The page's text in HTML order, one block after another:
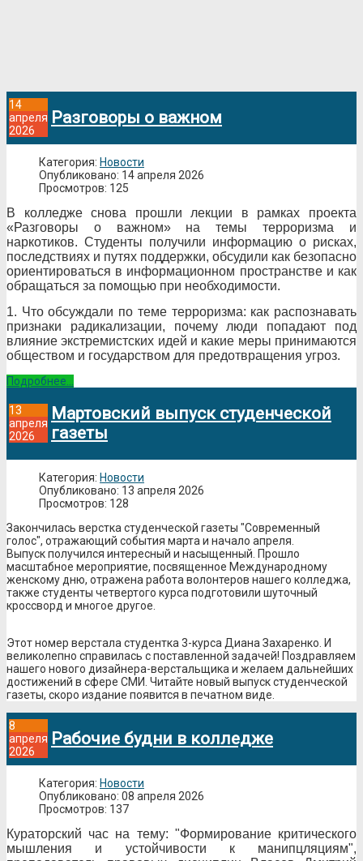
14
апреля
2026
Разговоры о важном
Категория: Новости
Опубликовано: 14 апреля 2026
Просмотров: 125
В колледже снова прошли лекции в рамках проекта
«Разговоры о важном» на темы терроризма и
наркотиков. Студенты получили информацию о рисках,
последствиях и путях поддержки, обсудили как безопасно
ориентироваться в информационном пространстве и как
обращаться за помощью при необходимости.
1. Что обсуждали по теме терроризма: как распознавать
признаки радикализации, почему люди попадают под
влияние экстремистских идей и какие меры принимаются
обществом и государством для предотвращения угроз.
Подробнее...
13
апреля
2026
Мартовский выпуск студенческой
газеты
Категория: Новости
Опубликовано: 13 апреля 2026
Просмотров: 128
Закончилась верстка студенческой газеты "Современный
голос", отражающий события марта и начало апреля.
Выпуск получился интересный и насыщенный. Прошло
масштабное мероприятие, посвященное Международному
женскому дню, отражена работа волонтеров нашего колледжа,
также студенты четвертого курса подготовили шуточный
кроссворд и многое другое.
Этот номер верстала студентка 3-курса Диана Захаренко. И
великолепно справилась с поставленной задачей! Поздравляем
нашего нового дизайнера-верстальщика и желаем дальнейших
достижений в сфере СМИ. Читайте новый выпуск студенческой
газеты, скоро издание появится в печатном виде.
8
апреля
2026
Рабочие будни в колледже
Категория: Новости
Опубликовано: 08 апреля 2026
Просмотров: 137
Кураторский час на тему: "Формирование критического
мышления и устойчивости к манипцляциям",